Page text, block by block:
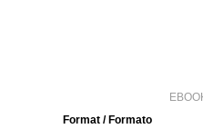
Format / Formato